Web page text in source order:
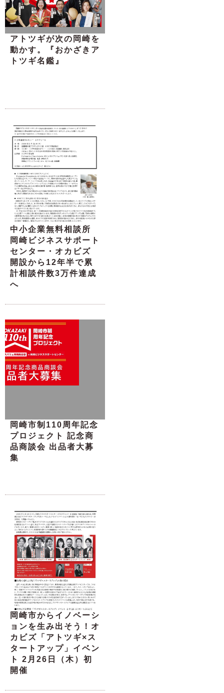
アトツギが次の岡崎を
動かす。『おかざきア
トツギ名鑑』
中小企業無料相談所
岡崎ビジネスサポート
センター・オカビズ
開設から12年半で累
計相談件数3万件達成
へ
岡崎市制110周年記念
プロジェクト 記念商
品商談会 出品者大募
集
岡崎市からイノベーシ
ョンを生み出そう！オ
カビズ「アトツギ×ス
タートアップ」イベン
ト 2月26日（木）初
開催